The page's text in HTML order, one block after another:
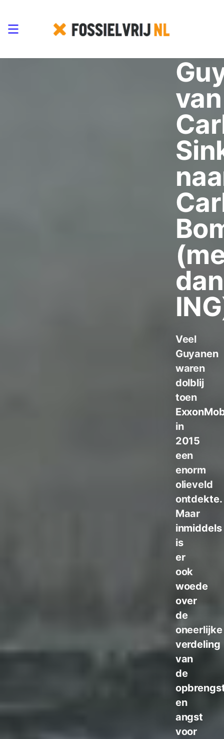
van
Veel
Guyanen
waren
dolblij
toen
in
2015
een
enorm
olieveld
ontdekte.
Maar
inmiddels
is
er
ook
woede
over
de
oneerlijke
verdeling
van
de
en
angst
voor